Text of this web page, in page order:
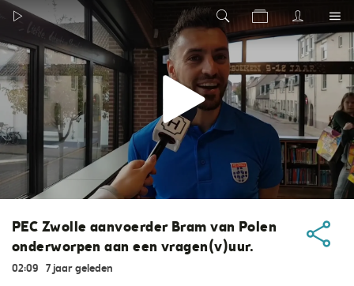
PEC Zwolle aanvoerder Bram van Polen
onderworpen aan een vragen(v)uur.
02:09 7 jaar geleden